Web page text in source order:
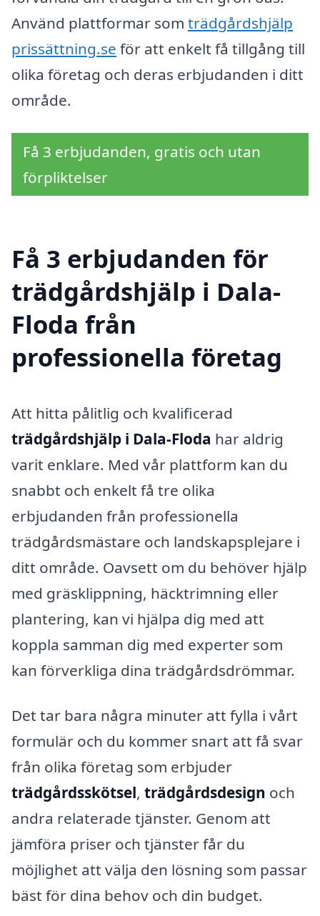
Använd plattformar som trädgårdshjälp
prissättning.se för att enkelt få tillgång till
olika företag och deras erbjudanden i ditt
område.
Få 3 erbjudanden, gratis och utan
förpliktelser
Få 3 erbjudanden för
trädgårdshjälp i Dala-
Floda från
professionella företag
Att hitta pålitlig och kvalificerad
trädgårdshjälp i Dala-Floda har aldrig
varit enklare. Med vår plattform kan du
snabbt och enkelt få tre olika
erbjudanden från professionella
trädgårdsmästare och landskapsplejare i
ditt område. Oavsett om du behöver hjälp
med gräsklippning, häcktrimning eller
plantering, kan vi hjälpa dig med att
koppla samman dig med experter som
kan förverkliga dina trädgårdsdrömmar.
Det tar bara några minuter att fylla i vårt
formulär och du kommer snart att få svar
från olika företag som erbjuder
trädgårdsskötsel, trädgårdsdesign och
andra relaterade tjänster. Genom att
jämföra priser och tjänster får du
möjlighet att välja den lösning som passar
bäst för dina behov och din budget.